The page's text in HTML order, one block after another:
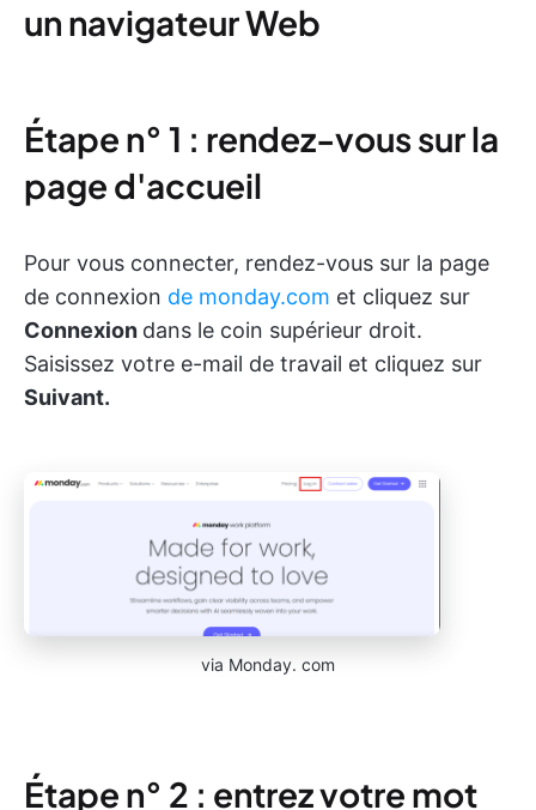
un navigateur Web
Étape n° 1 : rendez-vous sur la
page d'accueil
Pour vous connecter, rendez-vous sur la page
de connexion de monday.com et cliquez sur
Connexion dans le coin supérieur droit.
Saisissez votre e-mail de travail et cliquez sur
Suivant.
via Monday. com
Étape n° 2 : entrez votre mot